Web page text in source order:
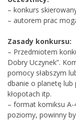
– konkurs
– autorem prac
Zasady konkursu:
– Przedmiotem
Dobry Uczynek”.
pomocy słabszym
dbanie o planetę
kłopotach itp.
– format komiksu
poziomy, powinny